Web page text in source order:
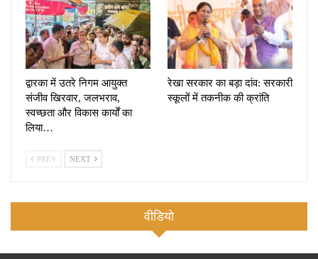
द्वारका में उतरे निगम आयुक्त
संजीव खिरवार, जलभराव,
स्वच्छता और विकास कार्यों का
लिया…
रेखा सरकार का बड़ा दांव: सरकारी
स्कूलों में तकनीक की क्रांति
PREV NEXT
वीडियो